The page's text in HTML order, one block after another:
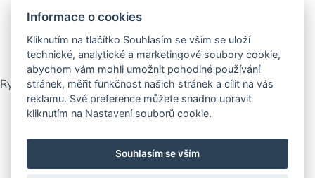
Více informací naleznete v
údajů . Souhlas můžete kdykoliv odvolat.
Rychlý kontakt
Zákaznický servis Vyzvednutí zboží
Informace o cookies
Kliknutím na tlačítko Souhlasím se vším se uloží
technické, analytické a marketingové soubory cookie,
abychom vám mohli umožnit pohodlné používání
stránek, měřit funkčnost našich stránek a cílit na vás
reklamu. Své preference můžete snadno upravit
kliknutím na Nastavení souborů cookie.
Souhlasím se vším